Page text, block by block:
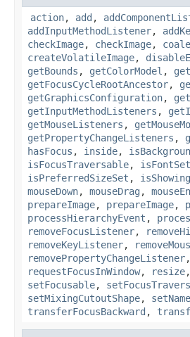
action, add ,
addInputMethodListener,
checkImage, checkImage,
createVolatileImage,
getBounds , getColorModel ,
getFocusCycleRootAncestor,
getGraphicsConfiguration,
getInputMethodListeners ,
getMouseListeners ,
getPropertyChangeListeners ,
hasFocus , inside,
isFocusTraversable, isFontSet
isPreferredSizeSet , isShowing
mouseDown, mouseDrag ,
prepareImage, prepareImage,
processHierarchyEvent ,
removeFocusListener,
removeKeyListener,
removePropertyChangeListener,
requestFocusInWindow, resize,
setFocusable,
setMixingCutoutShape, setName
transferFocusBackward ,